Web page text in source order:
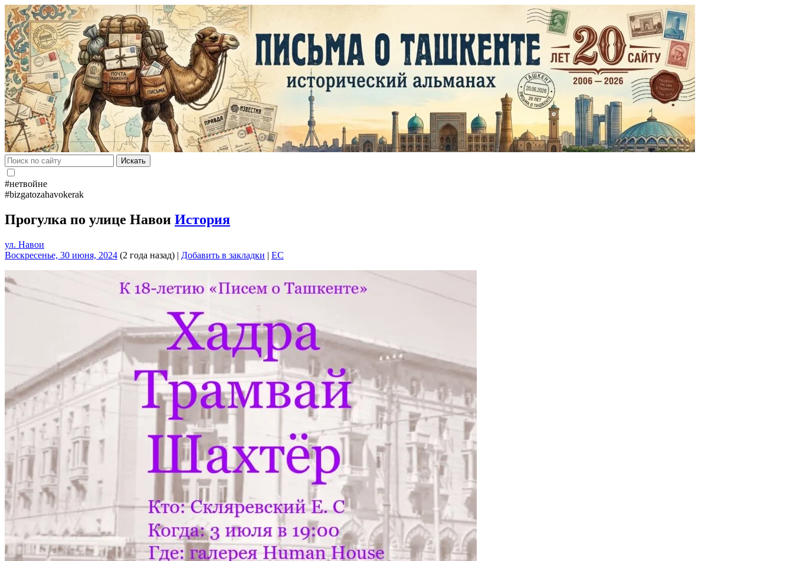
Искать
#нетвойне
#bizgatozahavokerak
Прогулка по улице Навои История
ул. Навои
Воскресенье, 30 июня, 2024 (2 года назад) | Добавить в закладки | EC